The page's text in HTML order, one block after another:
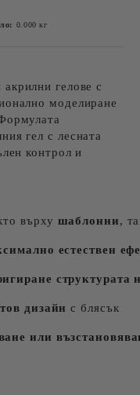
0.000 кг
гелове с
моделиране
гел с лесната
контрол и
върху шаблонни,
естествен
структурата
дизайн с блясък
или